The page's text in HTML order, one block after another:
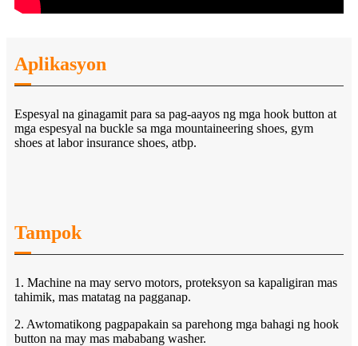
Aplikasyon
Espesyal na ginagamit para sa pag-aayos ng mga hook button at
mga espesyal na buckle sa mga mountaineering shoes, gym
shoes at labor insurance shoes, atbp.
Tampok
1. Machine na may servo motors, proteksyon sa kapaligiran mas
tahimik, mas matatag na pagganap.
2. Awtomatikong pagpapakain sa parehong mga bahagi ng hook
button na may mas mababang washer.